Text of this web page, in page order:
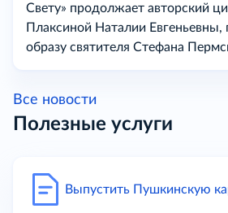
Свету» продолжает авторский
Плаксиной Наталии
образу святителя Стефана
Все новости
Полезные услуги
Выпустить Пушкинскую